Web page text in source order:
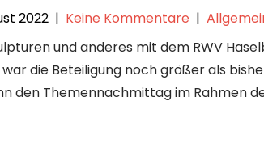
2022 | Keine Kommentare |
und anderes mit dem RWV
die Beteiligung noch größer als
den Themennachmittag im Rahmen